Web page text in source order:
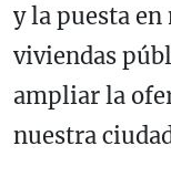
y la puesta en
viviendas
ampliar la
nuestra